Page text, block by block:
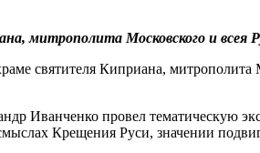
митрополита Московского и всея
святителя Киприана, митрополита
Иванченко провел тематическую
Крещения Руси, значении